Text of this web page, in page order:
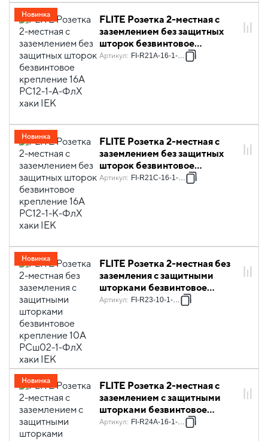
FLITE Розетка 2-местная с
заземлением без защитных
шторок безвинтовое
крепление 16А РС12-1-А-ФлХ
Артикул: FI-R21A-16-1-K59
Новинка
FLITE Розетка 2-местная с
заземлением без защитных
шторок безвинтовое
крепление 16А РС12-1-К-ФлХ
Артикул: FI-R21C-16-1-K59
Новинка
FLITE Розетка 2-местная без
заземления с защитными
шторками безвинтовое
крепление 10А РСш02-1-ФлХ
Артикул: FI-R23-10-1-K59
Новинка
FLITE Розетка 2-местная с
заземлением с защитными
шторками безвинтовое
крепление 16А РСш12-1-А-
Артикул: FI-R24A-16-1-K59
Новинка